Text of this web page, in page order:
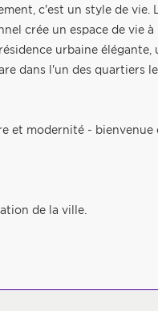
c'est un style de
crée un espace de vie
urbaine
dans l'un des quartiers
et modernité -
de la ville.